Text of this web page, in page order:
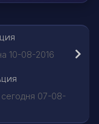
10-08-2016
07-08-